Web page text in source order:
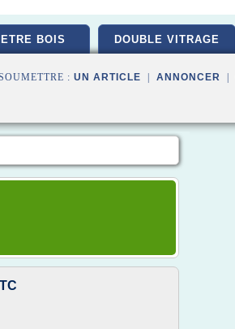
BOIS DOUBLE VITRAGE
: UN ARTICLE ANNONCER